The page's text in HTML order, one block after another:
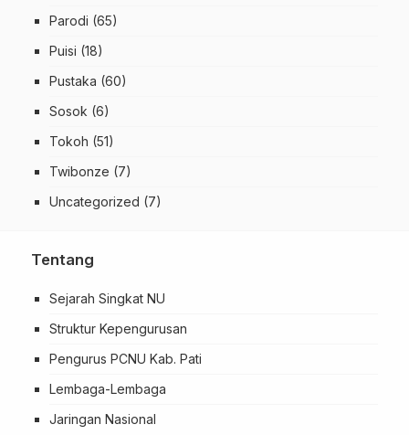
Parodi (65)
Puisi (18)
Pustaka (60)
Sosok (6)
Tokoh (51)
Twibonze (7)
Uncategorized (7)
Tentang
Sejarah Singkat NU
Struktur Kepengurusan
Pengurus PCNU Kab. Pati
Lembaga-Lembaga
Jaringan Nasional